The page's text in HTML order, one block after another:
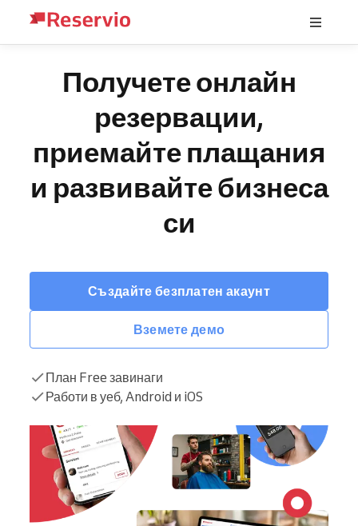
Получете онлайн
резервации,
приемайте плащания
и развивайте бизнеса
си
Създайте безплатен акаунт
Вземете демо
План Free завинаги
Работи в уеб, Android и iOS